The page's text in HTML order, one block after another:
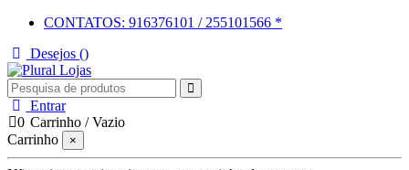
CONTATOS: 916376101 / 255101566 *
Desejos ()
Entrar
0 Carrinho /Vazio
Carrinho
×